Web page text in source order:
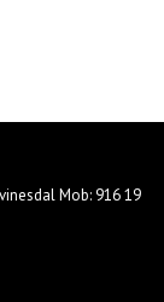
Mob: 916 19